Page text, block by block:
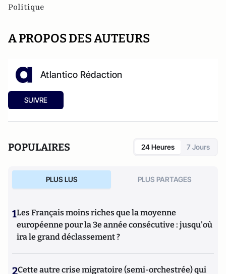
Politique
A PROPOS DES AUTEURS
Atlantico Rédaction
SUIVRE
POPULAIRES 24 Heures 7 Jours
PLUS LUS PLUS PARTAGES
1Les Français moins riches que la moyenne
européenne pour la 3e année consécutive : jusqu'où
ira le grand déclassement ?
2Cette autre crise migratoire (semi-orchestrée) qui